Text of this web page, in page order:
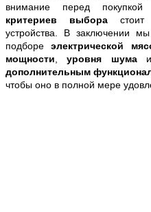
внимание перед покупкой
критериев выборастоит
устройства. В заключении
подбореэлектрической
мощности ,уровня шума
дополнительным
чтобы оно в полной мере